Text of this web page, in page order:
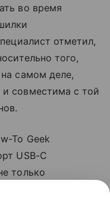
во время
отметил,
того,
самом деле,
совместима с той
To Geek
USB-C
только